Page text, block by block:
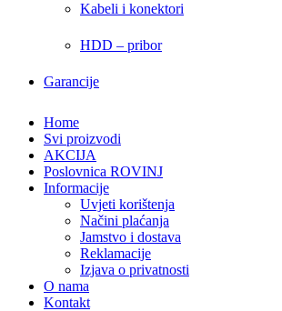
Kabeli i konektori
HDD – pribor
Garancije
Home
Svi proizvodi
AKCIJA
Poslovnica ROVINJ
Informacije
Uvjeti korištenja
Načini plaćanja
Jamstvo i dostava
Reklamacije
Izjava o privatnosti
O nama
Kontakt